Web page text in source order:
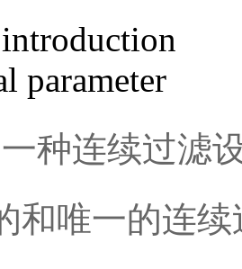
parameter
一种连续过滤
和唯一的连